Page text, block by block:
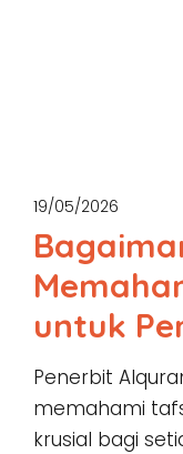
19/05/2026
untuk
Penerbit
memahami
krusial bagi